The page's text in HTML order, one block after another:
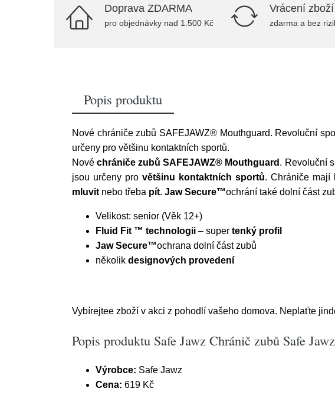
Doprava ZDARMA
pro objednávky nad 1.500 Kč
Vrácení
zdarma a bez
Popis produktu
Nové chrániče zubů SAFEJAWZ® Mouthguard. Revoluční
určeny pro většinu kontaktních sportů.
Novéchrániče zubů SAFEJAWZ® Mouthguard . Revoluční
jsou určeny provětšinu kontaktních sportů. Chrániče mají
mluvit nebo třeba pít. Jaw Secure™ochrání také dolní část
Velikost: senior (Věk 12+)
Fluid Fit ™ technologii – super tenký profil
Jaw Secure™ochrana dolní část zubů
několik designových provedení
Vybírejtee zboží v akci z pohodlí vašeho domova. Neplaťte
Popis produktu Safe Jawz Chránič zubů Safe
Výrobce: Safe Jawz
Cena: 619 Kč